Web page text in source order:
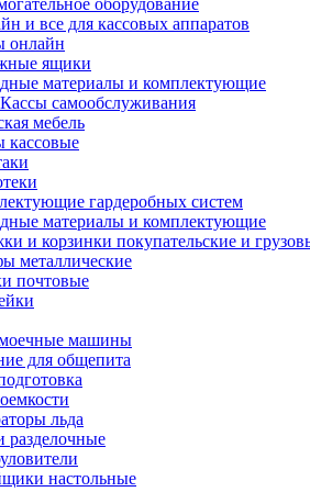
оборудование
и все для кассовых аппаратов
онлайн
ящики
материалы и комплектующие
самообслуживания
мебель
кассовые
гардеробных систем
материалы и комплектующие
и корзинки покупательские и
металлические
почтовые
машины
для общепита
льда
разделочные
настольные